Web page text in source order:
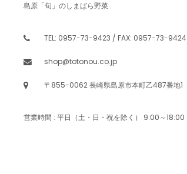
島原「旬」のしまばら野菜
TEL: 0957-73-9423 / FAX: 0957-73-9424
shop@totonou.co.jp
〒855-0062 長崎県島原市本町乙487番地1
営業時間 : 平日（土・日・祝を除く） 9:00～18:00